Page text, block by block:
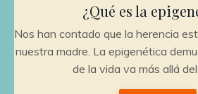
¿Qué es la
Nos han contado que la herencia
nuestra madre. La epigenética
de la vida va más allá